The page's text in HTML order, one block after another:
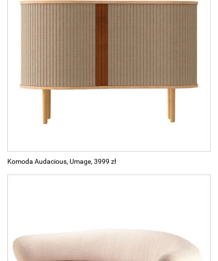
Komoda Audacious, Umage, 3999 zł